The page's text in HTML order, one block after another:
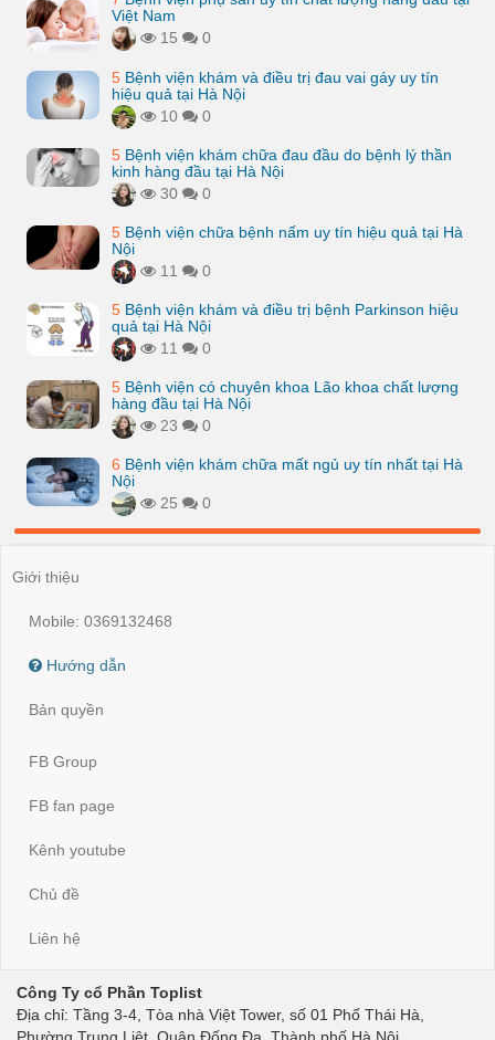
Việt Nam
15
0
5 Bệnh viện khám và điều trị đau vai gáy uy tín
hiệu quả tại Hà Nội
10
0
5 Bệnh viện khám chữa đau đầu do bệnh lý thần
kinh hàng đầu tại Hà Nội
30
0
5 Bệnh viện chữa bệnh nấm uy tín hiệu quả tại Hà
Nội
11
0
5 Bệnh viện khám và điều trị bệnh Parkinson hiệu
quả tại Hà Nội
11
0
5 Bệnh viện có chuyên khoa Lão khoa chất lượng
hàng đầu tại Hà Nội
23
0
6 Bệnh viện khám chữa mất ngủ uy tín nhất tại Hà
Nội
25
0
Giới thiệu
Mobile: 0369132468
Hướng dẫn
Bản quyền
FB Group
FB fan page
Kênh youtube
Chủ đề
Liên hệ
Công Ty cổ Phần Toplist
Địa chỉ: Tầng 3-4, Tòa nhà Việt Tower, số 01 Phố Thái Hà,
Phường Trung Liệt, Quận Đống Đa, Thành phố Hà Nội